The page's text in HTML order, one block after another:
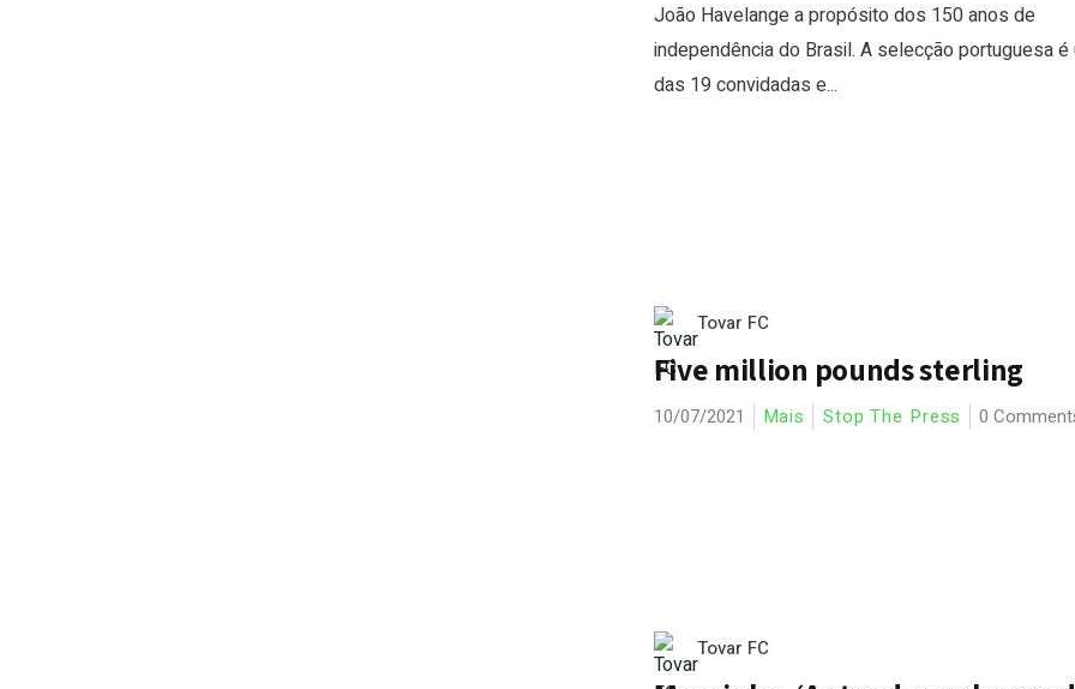
João Havelange a propósito dos 150 anos de
independência do Brasil. A selecção portuguesa é
das 19 convidadas e...
Tovar FC
Five million pounds sterling
10/07/2021 Mais Stop The Press 0
Tovar FC